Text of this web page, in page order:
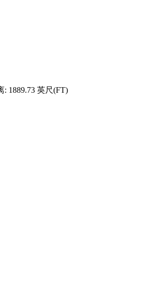
: 1889.73 英尺(FT)